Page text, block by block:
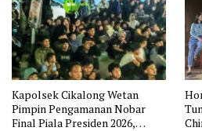
Kapolsek Cikalong Wetan
Pimpin Pengamanan Nobar
Final Piala Presiden 2026,